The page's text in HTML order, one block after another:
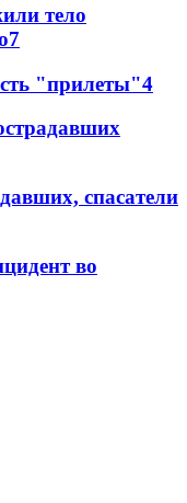
тело
7
"прилеты"4
спасатели
во